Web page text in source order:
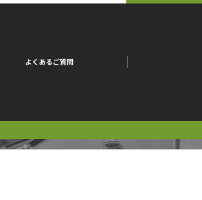
よくあるご質問